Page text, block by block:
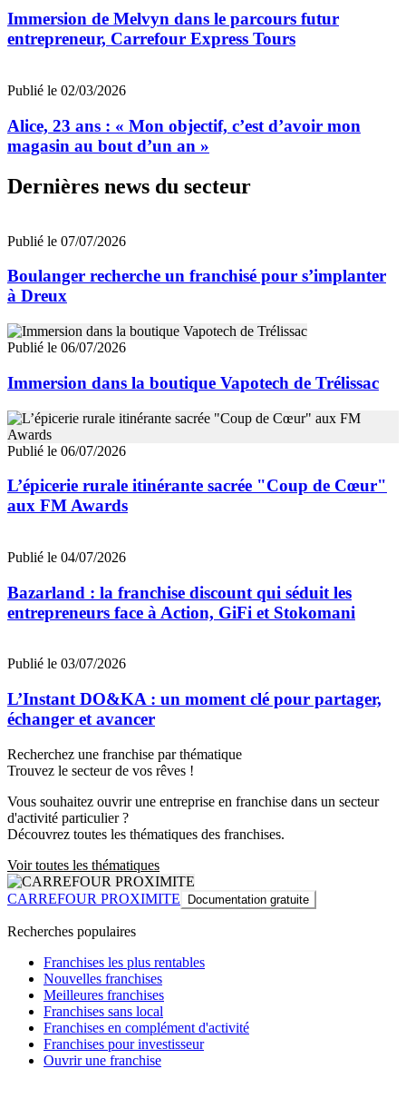
Immersion de Melvyn dans le parcours futur
entrepreneur, Carrefour Express Tours
Publié le 02/03/2026
Alice, 23 ans : « Mon objectif, c’est d’avoir mon
magasin au bout d’un an »
Dernières news du secteur
Publié le 07/07/2026
Boulanger recherche un franchisé pour s’implanter
à Dreux
Publié le 06/07/2026
Immersion dans la boutique Vapotech de Trélissac
Publié le 06/07/2026
L’épicerie rurale itinérante sacrée "Coup de Cœur"
aux FM Awards
Publié le 04/07/2026
Bazarland : la franchise discount qui séduit les
entrepreneurs face à Action, GiFi et Stokomani
Publié le 03/07/2026
L’Instant DO&KA : un moment clé pour partager,
échanger et avancer
Recherchez une franchise par thématique
Trouvez le secteur de vos rêves !
Vous souhaitez ouvrir une entreprise en franchise dans un secteur
d'activité particulier ?
Découvrez toutes les thématiques des franchises.
Voir toutes les thématiques
CARREFOUR PROXIMITE Documentation gratuite
Recherches populaires
Franchises les plus rentables
Nouvelles franchises
Meilleures franchises
Franchises sans local
Franchises en complément d'activité
Franchises pour investisseur
Ouvrir une franchise